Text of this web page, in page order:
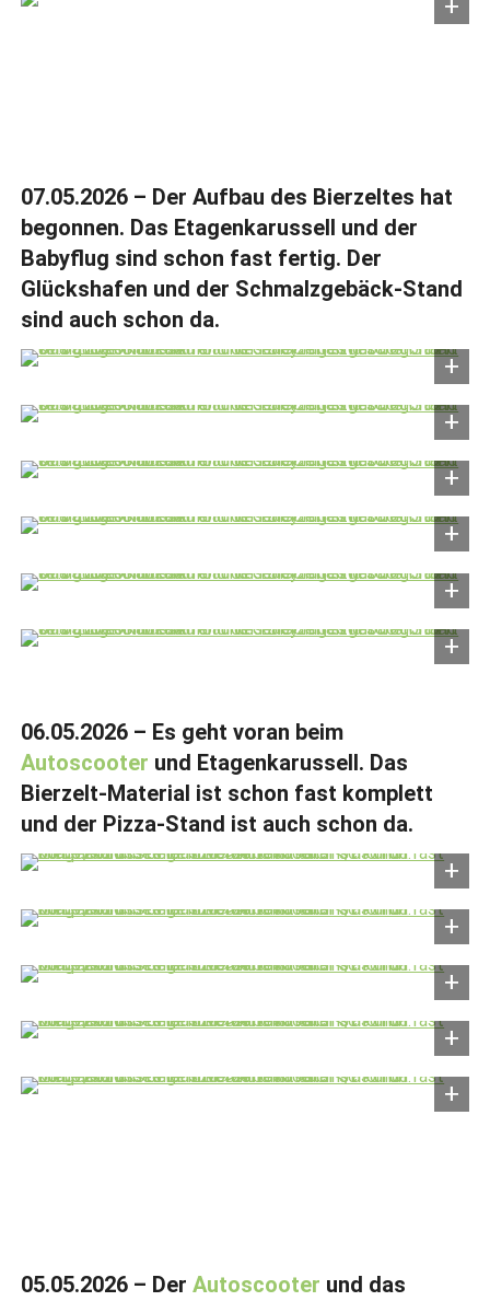
07.05.2026 – Der Aufbau des Bierzeltes hat
begonnen. Das Etagenkarussell und der
Babyflug sind schon fast fertig. Der
Glückshafen und der Schmalzgebäck-Stand
sind auch schon da.
06.05.2026 – Es geht voran beim
Autoscooter und Etagenkarussell. Das
Bierzelt-Material ist schon fast komplett
und der Pizza-Stand ist auch schon da.
05.05.2026 – DerAutoscooter und das